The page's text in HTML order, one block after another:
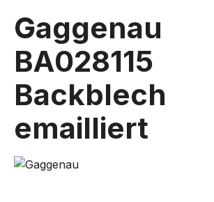
Gaggenau
BA028115
Backblech
emailliert